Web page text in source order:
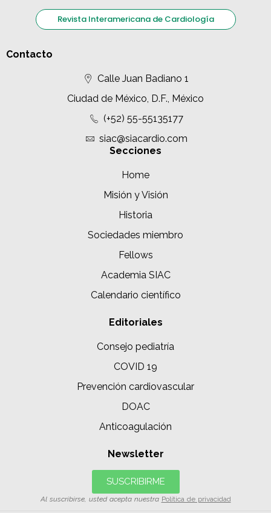
Revista Interamericana de Cardiología
Contacto
Calle Juan Badiano 1
Ciudad de México, D.F., México
(+52) 55-55135177
siac@siacardio.com
Secciones
Home
Misión y Visión
Historia
Sociedades miembro
Fellows
Academia SIAC
Calendario científico
Editoriales
Consejo pediatría
COVID 19
Prevención cardiovascular
DOAC
Anticoagulación
Newsletter
SUSCRIBIRME
Al suscribirse, usted acepta nuestra Política de privacidad